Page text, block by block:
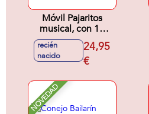
Móvil Pajaritos
musical, con 10
canciones
relajantes y modo
silencio, ajustable
41x22x35cm
recién
nacido
24,95
€
NOVEDAD